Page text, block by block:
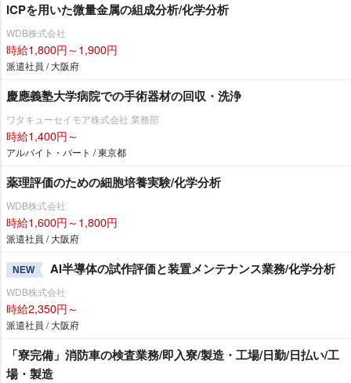
ICPを用いた微量金属の組成分析/化学分析
WDB株式会社
時給1,800円～1,900円
派遣社員 / 大阪府
慶應義塾大学病院での手術器材の回収・洗浄
ワタキューセイモア株式会社 業務部
時給1,400円～
アルバイト・パート / 東京都
薬理評価のための細胞培養実験/化学分析
WDB株式会社
時給1,600円～1,800円
派遣社員 / 大阪府
NEW AI半導体の試作評価と装置メンテナンス業務/化学分析
WDB株式会社
時給2,350円～
派遣社員 / 大阪府
「寮完備」消防車の検査業務/即入寮/製造・工場/日勤/日払い/工
場・製造